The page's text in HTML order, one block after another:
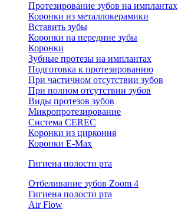
Протезирование зубов на имплантах
Коронки из металлокерамики
Вставить зубы
Коронки на передние зубы
Коронки
Зубные протезы на имплантах
Подготовка к протезированию
При частичном отсутствии зубов
При полном отсутствии зубов
Виды протезов зубов
Микропротезирование
Система CEREC
Коронки из циркония
Коронки E-Max
Гигиена полости рта
Отбеливание зубов Zoom 4
Гигиена полости рта
Air Flow